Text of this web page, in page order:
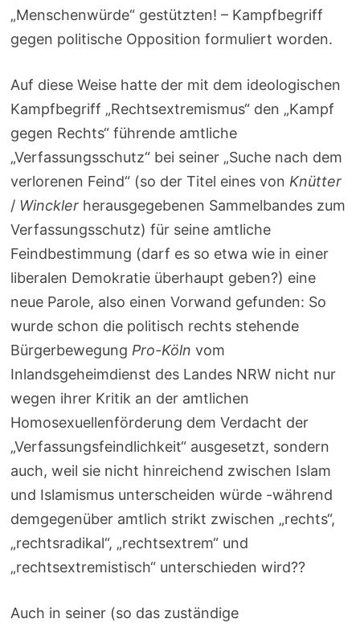
„Menschenwürde“ gestützten! – Kampfbegriff
gegen politische Opposition formuliert worden.
Auf diese Weise hatte der mit dem ideologischen
Kampfbegriff „Rechtsextremismus“ den „Kampf
gegen Rechts“ führende amtliche
„Verfassungsschutz“ bei seiner „Suche nach dem
verlorenen Feind“ (so der Titel eines von Knütter
/ Wincklerherausgegebenen Sammelbandes zum
Verfassungsschutz) für seine amtliche
Feindbestimmung (darf es so etwa wie in einer
liberalen Demokratie überhaupt geben?) eine
neue Parole, also einen Vorwand gefunden: So
wurde schon die politisch rechts stehende
Bürgerbewegung Pro-Köln vom
Inlandsgeheimdienst des Landes NRW nicht nur
wegen ihrer Kritik an der amtlichen
Homosexuellenförderung dem Verdacht der
„Verfassungsfeindlichkeit“ ausgesetzt, sondern
auch, weil sie nicht hinreichend zwischen Islam
und Islamismus unterscheiden würde -während
demgegenüber amtlich strikt zwischen „rechts“,
„rechtsradikal“, „rechtsextrem“ und
„rechtsextremistisch“ unterschieden wird??
Auch in seiner (so das zuständige